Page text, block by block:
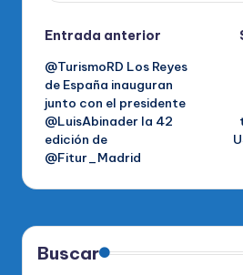
Navegación
de
entradas
Entrada anterior
@TurismoRD Los Reyes
de España inauguran
junto con el presidente
@LuisAbinader la 42
edición de
@Fitur_Madrid
Buscar